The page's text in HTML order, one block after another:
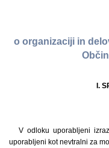
o organizaciji in
I.
V odloku uporabljeni
uporabljeni kot nevtralni za